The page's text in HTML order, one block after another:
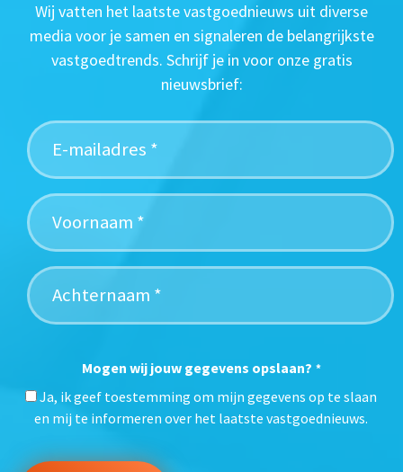
Wij vatten het laatste vastgoednieuws uit diverse
media voor je samen en signaleren de belangrijkste
vastgoedtrends. Schrijf je in voor onze gratis
nieuwsbrief:
Mogen wij jouw gegevens opslaan? *
Ja, ik geef toestemming om mijn gegevens op te slaan
en mij te informeren over het laatste vastgoednieuws.